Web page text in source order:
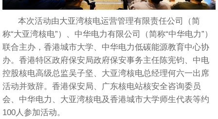
本次活动由大亚湾核电运营管理有限责任公司（简
称“大亚湾核电”）、中华电力有限公司（简称“中华电力”）
联合主办，香港城市大学、中华电力低碳能源教育中心协
办。香港特区政府保安局政府保安事务主任陈宪钧、中电
控股核电高级总监吴子坚、大亚湾核电总经理何六一出席
活动并致辞。香港保安局、广东核电站核安全咨询委员
会、中华电力、大亚湾核电及香港城市大学师生代表等约
100人参加活动。